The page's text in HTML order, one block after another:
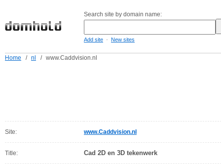
Search site by domain name:
Add site - New sites
Home / nl / www.Caddvision.nl
Site: www.Caddvision.nl
Title: Cad 2D en 3D tekenwerk